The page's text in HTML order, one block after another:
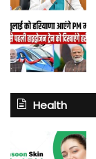
Health